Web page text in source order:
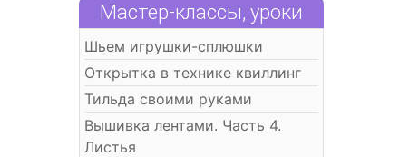
Мастер-классы, уроки
Шьем игрушки-сплюшки
Открытка в технике квиллинг
Тильда своими руками
Вышивка лентами. Часть 4.
Листья